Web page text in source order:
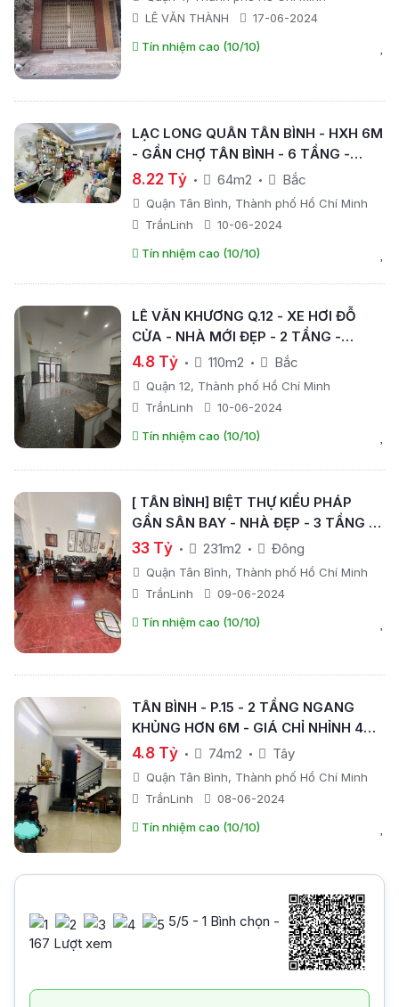
LÊ VĂN THÀNH
17-06-2024
Tín nhiệm cao (10/10)
LẠC LONG QUÂN TÂN BÌNH - HXH 6M
- GẦN CHỢ TÂN BÌNH - 6 TẦNG -
64M2 - NỞ HẬU - GIÁ CHỈ NHỈNH 8TỶ
8.22 Tỷ 64m2 Bắc
Quận Tân Bình, Thành phố Hồ Chí Minh
TrầnLinh
10-06-2024
Tín nhiệm cao (10/10)
LÊ VĂN KHƯƠNG Q.12 - XE HƠI ĐỖ
CỬA - NHÀ MỚI ĐẸP - 2 TẦNG -
NGANG GẦN 5M - 110M2 - GIÁ CHỈ
4.8 Tỷ 110m2 Bắc
Quận 12, Thành phố Hồ Chí Minh
TrầnLinh
10-06-2024
Tín nhiệm cao (10/10)
[ TÂN BÌNH] BIỆT THỰ KIỂU PHÁP
GẦN SÂN BAY - NHÀ ĐẸP - 3 TẦNG -
NGANG HƠN 7M- 231M2 - GIÁ CHỈ 33
33 Tỷ 231m2 Đông
Quận Tân Bình, Thành phố Hồ Chí Minh
TrầnLinh
09-06-2024
Tín nhiệm cao (10/10)
TÂN BÌNH - P.15 - 2 TẦNG NGANG
KHỦNG HƠN 6M - GIÁ CHỈ NHỈNH 4TỶ
.- 74M2 -
4.8 Tỷ 74m2 Tây
Quận Tân Bình, Thành phố Hồ Chí Minh
TrầnLinh
08-06-2024
Tín nhiệm cao (10/10)
5/5 - 1 Bình chọn -
167 Lượt xem